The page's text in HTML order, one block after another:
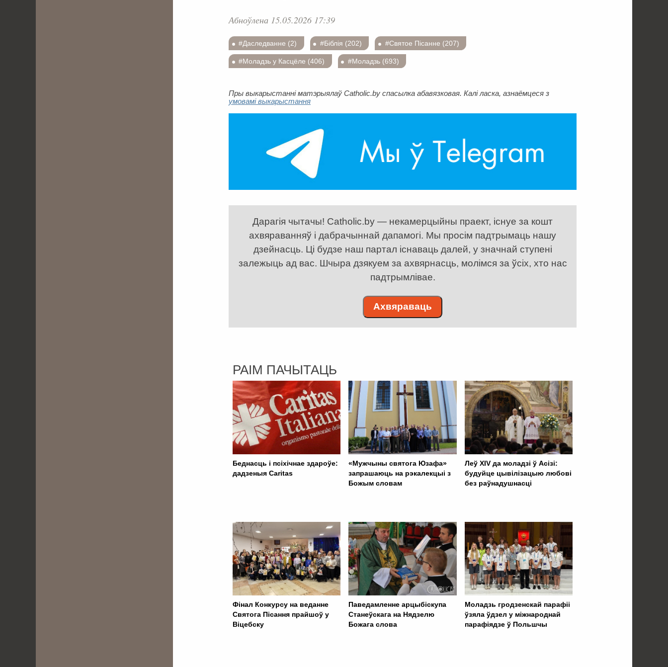
Абноўлена 15.05.2026 17:39
#Даследванне (2) #Біблія (202) #Святое Пісанне (207)
#Моладзь у Касцёле (406) #Моладзь (693)
Пры выкарыстанні матэрыялаў Catholic.by спасылка абавязковая. Калі ласка, азнаёмцеся з
умовамі выкарыстання
Дарагія чытачы! Catholic.by — некамерцыйны праект, існуе за кошт
ахвяраванняў і дабрачыннай дапамогі. Мы просім падтрымаць нашу
дзейнасць. Ці будзе наш партал існаваць далей, у значнай ступені
залежыць ад вас. Шчыра дзякуем за ахвярнасць, молімся за ўсіх, хто нас
падтрымлівае.
Ахвяраваць
РАІМ ПАЧЫТАЦЬ
Беднасць і псіхічнае здароўе:
дадзеныя Caritas
«Мужчыны святога Юзафа»
запрашаюць на рэкалекцыі з
Божым словам
Леў XIV да моладзі ў Асізі:
будуйце цывілізацыю любові
без раўнадушнасці
Фінал Конкурсу на веданне
Святога Пісання прайшоў у
Віцебску
Паведамленне арцыбіскупа
Станеўскага на Нядзелю
Божага слова
Моладзь гродзенскай парафіі
ўзяла ўдзел у міжнароднай
парафіядзе ў Польшчы